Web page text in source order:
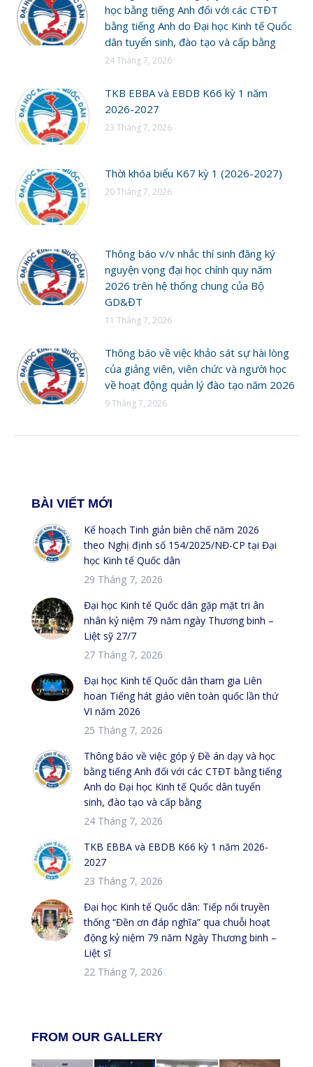
học bằng tiếng Anh đối với các CTĐT
bằng tiếng Anh do Đại học Kinh tế Quốc
dân tuyển sinh, đào tạo và cấp bằng
24 Tháng 7, 2026
TKB EBBA và EBDB K66 kỳ 1 năm
2026-2027
23 Tháng 7, 2026
Thời khóa biểu K67 kỳ 1 (2026-2027)
20 Tháng 7, 2026
Thông báo v/v nhắc thí sinh đăng ký
nguyện vọng đại học chính quy năm
2026 trên hệ thống chung của Bộ
GD&ĐT
11 Tháng 7, 2026
Thông báo về việc khảo sát sự hài lòng
của giảng viên, viên chức và người học
về hoạt động quản lý đào tạo năm 2026
9 Tháng 7, 2026
BÀI VIẾT MỚI
Kế hoạch Tinh giản biên chế năm 2026
theo Nghị định số 154/2025/NĐ-CP tại Đại
học Kinh tế Quốc dân
29 Tháng 7, 2026
Đại học Kinh tế Quốc dân gặp mặt tri ân
nhân kỷ niệm 79 năm ngày Thương binh –
Liệt sỹ 27/7
27 Tháng 7, 2026
Đại học Kinh tế Quốc dân tham gia Liên
hoan Tiếng hát giáo viên toàn quốc lần thứ
VI năm 2026
25 Tháng 7, 2026
Thông báo về việc góp ý Đề án dạy và học
bằng tiếng Anh đối với các CTĐT bằng tiếng
Anh do Đại học Kinh tế Quốc dân tuyển
sinh, đào tạo và cấp bằng
24 Tháng 7, 2026
TKB EBBA và EBDB K66 kỳ 1 năm 2026-
2027
23 Tháng 7, 2026
Đại học Kinh tế Quốc dân: Tiếp nối truyền
thống “Đền ơn đáp nghĩa” qua chuỗi hoạt
động kỷ niệm 79 năm Ngày Thương binh –
Liệt sĩ
22 Tháng 7, 2026
FROM OUR GALLERY